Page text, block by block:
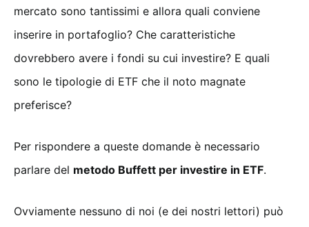
mercato sono tantissimi e allora quali conviene
inserire in portafoglio? Che caratteristiche
dovrebbero avere i fondi su cui investire? E quali
sono le tipologie di ETF che il noto magnate
preferisce?
Per rispondere a queste domande è necessario
parlare del metodo Buffett per investire in ETF.
Ovviamente nessuno di noi (e dei nostri lettori) può